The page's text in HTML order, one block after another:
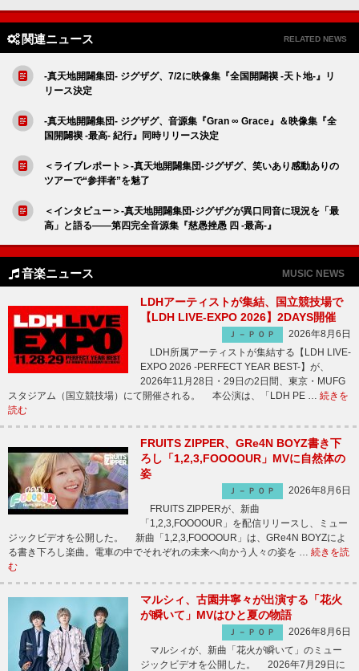
関連ニュース RELATED NEWS
-真天地開闢集団- ジグザグ、7/2に映像集『全国開闢禊 -天ト地-』リ
リース決定
-真天地開闢集団- ジグザグ、音源集『Gran ∞ Grace』＆映像集『全
国開闢禊 -最高- 紀行』同時リリース決定
＜ライブレポート＞-真天地開闢集団-ジグザグ、笑いあり感動ありの
ツアーで“参拝者”を魅了
＜インタビュー＞-真天地開闢集団-ジグザグが異口同音に現況を「最
高」と語る――第四完全音源集『慈愚挫愚 四 -最高-』
音楽ニュース MUSIC NEWS
LDHアーティストが集結、国立競技場で
【LDH LIVE-EXPO 2026】2DAYS開催
Ｊ－ＰＯＰ
2026年8月6日
LDH所属アーティストが集結する【LDH LIVE-
EXPO 2026 -PERFECT YEAR BEST-】が、
2026年11月28日・29日の2日間、東京・MUFG
スタジアム（国立競技場）にて開催される。 本公演は、「LDH PE … 続きを
読む
FRUITS ZIPPER、GRe4N BOYZ書き下
ろし「1,2,3,FOOOOUR」MVに自然体の
姿
Ｊ－ＰＯＰ
2026年8月6日
FRUITS ZIPPERが、新曲
「1,2,3,FOOOOUR」を配信リリースし、ミュー
ジックビデオを公開した。 新曲「1,2,3,FOOOOUR」は、GRe4N BOYZによ
る書き下ろし楽曲。電車の中でそれぞれの未来へ向かう人々の姿を … 続きを読
む
マルシィ、古園井寧々が出演する「花火
が瞬いて」MVはひと夏の物語
Ｊ－ＰＯＰ
2026年8月6日
マルシィが、新曲「花火が瞬いて」のミュー
ジックビデオを公開した。 2026年7月29日に